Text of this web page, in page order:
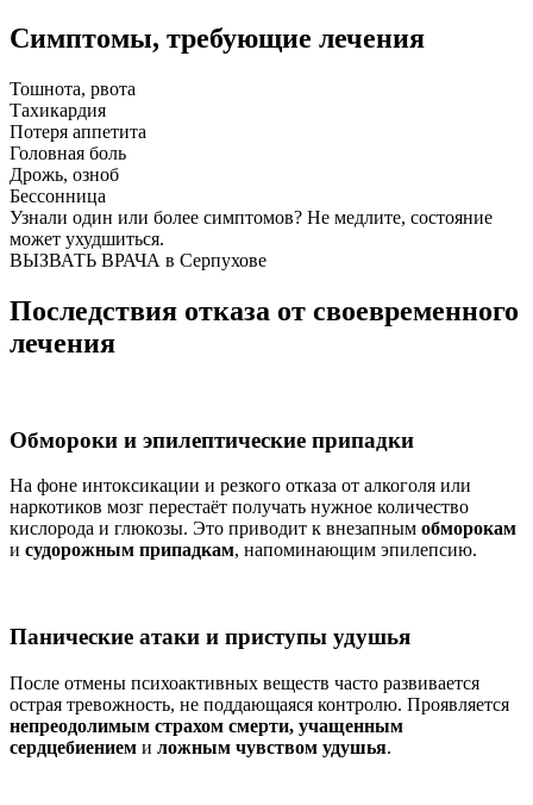
Симптомы, требующие лечения
Тошнота, рвота
Тахикардия
Потеря аппетита
Головная боль
Дрожь, озноб
Бессонница
Узнали один или более симптомов? Не медлите, состояние
может ухудшиться.
ВЫЗВАТЬ ВРАЧА в Серпухове
Последствия отказа от своевременного
лечения
Обмороки и эпилептические припадки
На фоне интоксикации и резкого отказа от алкоголя или
наркотиков мозг перестаёт получать нужное количество
кислорода и глюкозы. Это приводит к внезапным обморокам
и судорожным припадкам, напоминающим эпилепсию.
Панические атаки и приступы удушья
После отмены психоактивных веществ часто развивается
острая тревожность, не поддающаяся контролю. Проявляется
непреодолимым страхом смерти, учащенным
сердцебиением и ложным чувством удушья.